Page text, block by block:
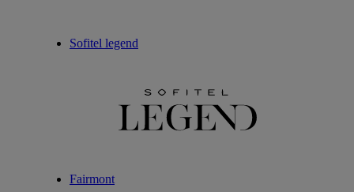
Sofitel legend
Fairmont